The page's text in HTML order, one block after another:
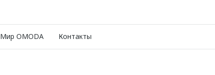
Мир OMODA Контакты